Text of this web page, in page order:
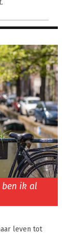
ben ik al
leven tot